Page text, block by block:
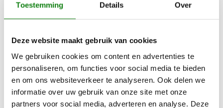
Toestemming Details Over
Deze website maakt gebruik van cookies
We gebruiken cookies om content en advertenties te
personaliseren, om functies voor social media te bieden
en om ons websiteverkeer te analyseren. Ook delen we
informatie over uw gebruik van onze site met onze
partners voor social media, adverteren en analyse. Deze
MECHANISATIE FRANEKER
8801 RD Franeker
0517-396800
info@mechanisatiefraneker.nl
Bij storing:06-83139573